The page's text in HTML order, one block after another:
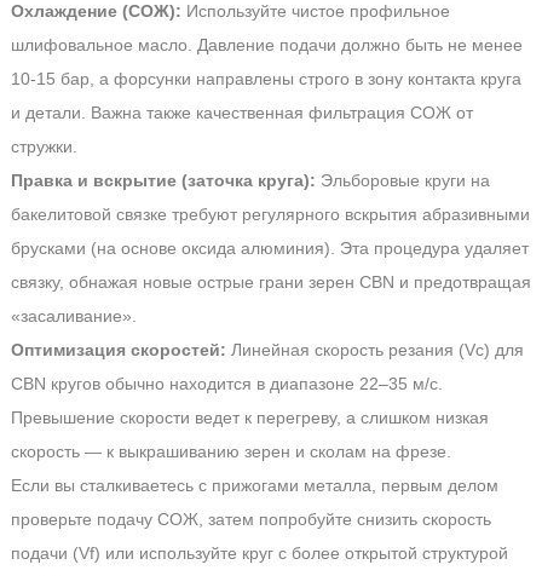
Охлаждение (СОЖ): Используйте чистое профильное
шлифовальное масло. Давление подачи должно быть не менее
10-15 бар, а форсунки направлены строго в зону контакта круга
и детали. Важна также качественная фильтрация СОЖ от
стружки.
Правка и вскрытие (заточка круга): Эльборовые круги на
бакелитовой связке требуют регулярного вскрытия абразивными
брусками (на основе оксида алюминия). Эта процедура удаляет
связку, обнажая новые острые грани зерен CBN и предотвращая
«засаливание».
Оптимизация скоростей: Линейная скорость резания (Vc) для
CBN кругов обычно находится в диапазоне 22–35 м/с.
Превышение скорости ведет к перегреву, а слишком низкая
скорость — к выкрашиванию зерен и сколам на фрезе.
Если вы сталкиваетесь с прижогами металла, первым делом
проверьте подачу СОЖ, затем попробуйте снизить скорость
подачи (Vf) или используйте круг с более открытой структурой